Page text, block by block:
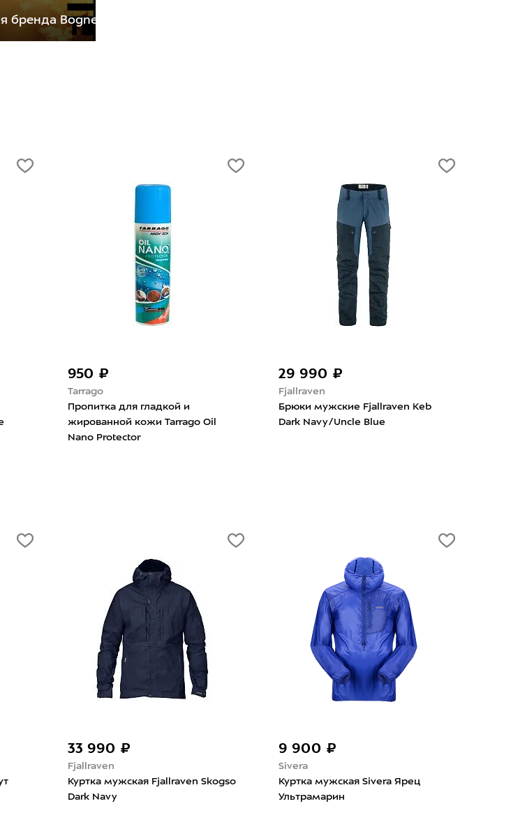
бренда Bogner Fire+Ice
950 ₽
Tarrago
Пропитка для гладкой и
жированной кожи Tarrago Oil
Nano Protector
29 990 ₽
Fjallraven
Брюки мужские Fjallraven Keb
Dark Navy/Uncle Blue
33 990 ₽
Fjallraven
Куртка мужская Fjallraven Skogso
Dark Navy
9 900 ₽
Sivera
Куртка мужская Sivera Ярец
Ультрамарин